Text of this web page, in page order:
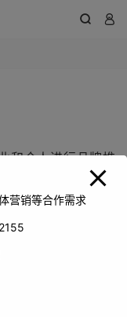
 
和个人进行品牌推
份完善的自媒体运
要。下面将从目标
及数据分析等方面
营销等合作需求